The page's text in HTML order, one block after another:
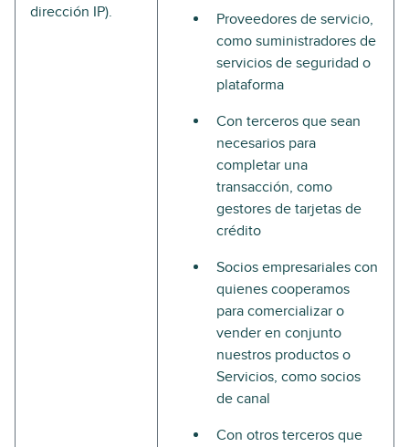
dirección IP).
Proveedores de servicio,
como suministradores de
servicios de seguridad o
plataforma
Con terceros que sean
necesarios para
completar una
transacción, como
gestores de tarjetas de
crédito
Socios empresariales con
quienes cooperamos
para comercializar o
vender en conjunto
nuestros productos o
Servicios, como socios
de canal
Con otros terceros que